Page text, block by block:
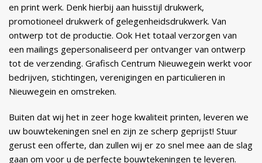
en print werk. Denk hierbij aan huisstijl drukwerk,
promotioneel drukwerk of gelegenheidsdrukwerk. Van
ontwerp tot de productie. Ook Het totaal verzorgen van
een mailings gepersonaliseerd per ontvanger van ontwerp
tot de verzending. Grafisch Centrum Nieuwegein werkt voor
bedrijven, stichtingen, verenigingen en particulieren in
Nieuwegein en omstreken.
Buiten dat wij het in zeer hoge kwaliteit printen, leveren we
uw bouwtekeningen snel en zijn ze scherp geprijst! Stuur
gerust een offerte, dan zullen wij er zo snel mee aan de slag
gaan om voor u de perfecte bouwtekeningen te leveren.